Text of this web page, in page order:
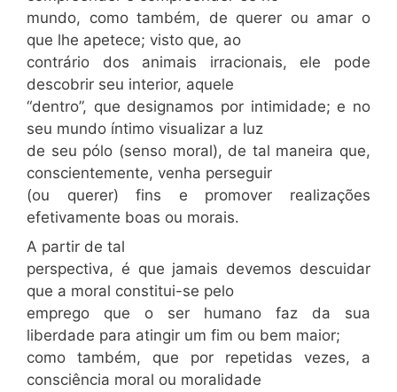
mundo, como também, de querer ou amar o
que lhe apetece; visto que, ao
contrário dos animais irracionais, ele pode
descobrir seu interior, aquele
“dentro”, que designamos por intimidade; e no
seu mundo íntimo visualizar a luz
de seu pólo (senso moral), de tal maneira que,
conscientemente, venha perseguir
(ou querer) fins e promover realizações
efetivamente boas ou morais.
A partir de tal
perspectiva, é que jamais devemos descuidar
que a moral constitui-se pelo
emprego que o ser humano faz da sua
liberdade para atingir um fim ou bem maior;
como também, que por repetidas vezes, a
consciência moral ou moralidade